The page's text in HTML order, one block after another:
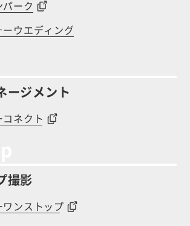
パーク
ーウエディング
ージメント
コネクト
撮影
ワンストップ